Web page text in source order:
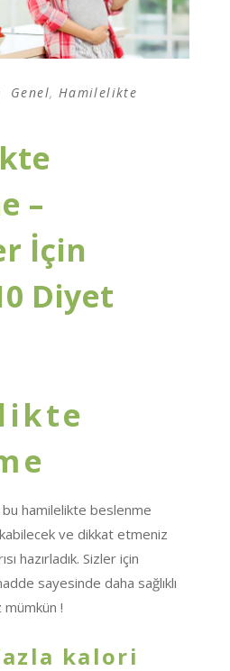
Genel, Hamilelikte
–
İçin
Diyet
hamilelikte beslenme
ve dikkat etmeniz
hazırladık. Sizler için
sayesinde daha sağlıklı
!
kalori